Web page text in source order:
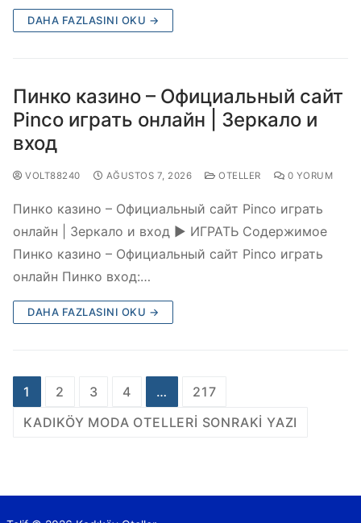
DAHA FAZLASINI OKU →
Пинко казино – Официальный сайт
Pinco играть онлайн | Зеркало и
вход
VOLT88240 AĞUSTOS 7, 2026 OTELLER 0 YORUM
Пинко казино – Официальный сайт Pinco играть
онлайн | Зеркало и вход ▶️ ИГРАТЬ Содержимое
Пинко казино – Официальный сайт Pinco играть
онлайн Пинко вход:…
DAHA FAZLASINI OKU →
1 2 3 4 …
217
KADIKÖY MODA OTELLERI SONRAKI YAZI